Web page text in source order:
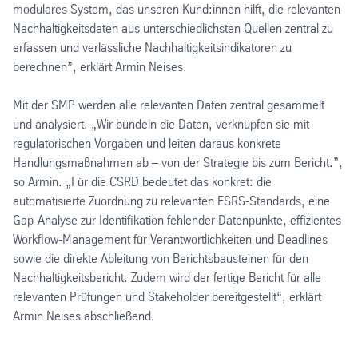
modulares System, das unseren Kund:innen hilft, die relevanten
Nachhaltigkeitsdaten aus unterschiedlichsten Quellen zentral zu
erfassen und verlässliche Nachhaltigkeitsindikatoren zu
berechnen”, erklärt Armin Neises.
Mit der SMP werden alle relevanten Daten zentral gesammelt
und analysiert. „Wir bündeln die Daten, verknüpfen sie mit
regulatorischen Vorgaben und leiten daraus konkrete
Handlungsmaßnahmen ab – von der Strategie bis zum Bericht.”,
so Armin. „Für die CSRD bedeutet das konkret: die
automatisierte Zuordnung zu relevanten ESRS-Standards, eine
Gap-Analyse zur Identifikation fehlender Datenpunkte, effizientes
Workflow-Management für Verantwortlichkeiten und Deadlines
sowie die direkte Ableitung von Berichtsbausteinen für den
Nachhaltigkeitsbericht. Zudem wird der fertige Bericht für alle
relevanten Prüfungen und Stakeholder bereitgestellt“, erklärt
Armin Neises abschließend.